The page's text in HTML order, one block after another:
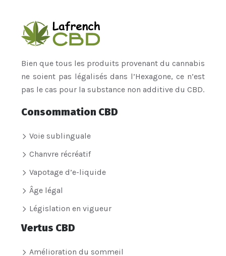
Bien que tous les produits provenant du cannabis
ne soient pas légalisés dans l’Hexagone, ce n’est
pas le cas pour la substance non additive du CBD.
Consommation CBD
Voie sublinguale
Chanvre récréatif
Vapotage d’e-liquide
Âge légal
Législation en vigueur
Vertus CBD
Amélioration du sommeil